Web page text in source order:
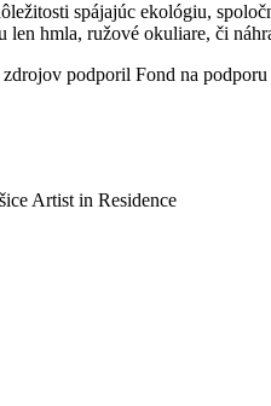
spájajúc ekológiu,
len hmla, ružové okuliare, či
podporil Fond na
Artist in Residence